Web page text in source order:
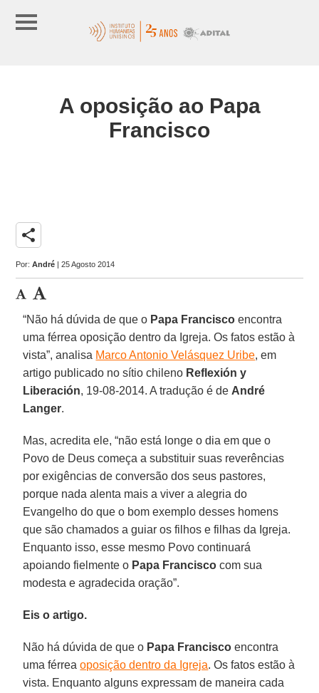
A oposição ao Papa
Francisco
share
Por:André | 25 Agosto 2014
“Não há dúvida de que o Papa Francisco encontra
uma férrea oposição dentro da Igreja. Os fatos estão à
vista”, analisa Marco Antonio Velásquez Uribe, em
artigo publicado no sítio chileno Reflexión y
Liberación, 19-08-2014. A tradução é de André
Langer.
Mas, acredita ele, “não está longe o dia em que o
Povo de Deus começa a substituir suas reverências
por exigências de conversão dos seus pastores,
porque nada alenta mais a viver a alegria do
Evangelho do que o bom exemplo desses homens
que são chamados a guiar os filhos e filhas da Igreja.
Enquanto isso, esse mesmo Povo continuará
apoiando fielmente o Papa Francisco com sua
modesta e agradecida oração”.
Eis o artigo.
Não há dúvida de que o Papa Francisco encontra
uma férreaoposição dentro da Igreja. Os fatos estão à
vista. Enquanto alguns expressam de maneira cada